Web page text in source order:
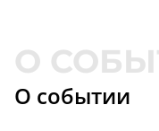
О событии